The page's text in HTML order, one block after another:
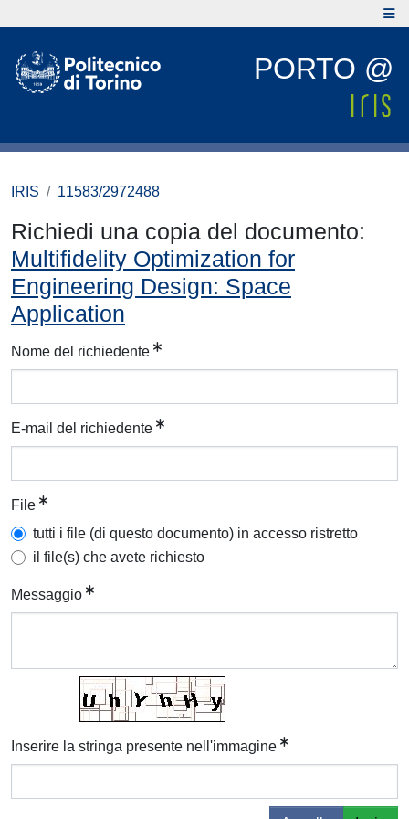
PORTO @
IRIS 11583/2972488
Richiedi una copia del documento:
Multifidelity Optimization for
Engineering Design: Space
Application
Nome del richiedente
E-mail del richiedente
File
tutti i file (di questo documento) in accesso ristretto
il file(s) che avete richiesto
Messaggio
Inserire la stringa presente nell'immagine